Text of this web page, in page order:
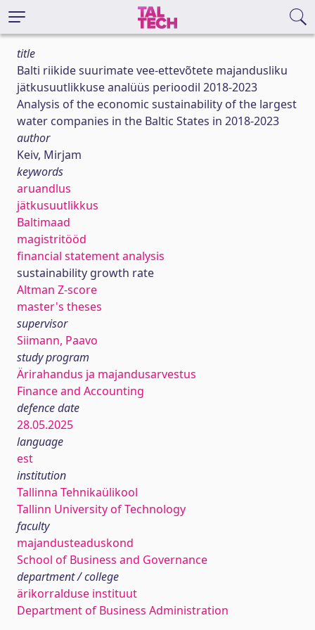
title
Balti riikide suurimate vee-ettevõtete majandusliku
jätkusuutlikkuse analüüs perioodil 2018-2023
Analysis of the economic sustainability of the largest
water companies in the Baltic States in 2018-2023
author
Keiv, Mirjam
keywords
aruandlus
jätkusuutlikkus
Baltimaad
magistritööd
financial statement analysis
sustainability growth rate
Altman Z-score
master's theses
supervisor
Siimann, Paavo
study program
Ärirahandus ja majandusarvestus
Finance and Accounting
defence date
28.05.2025
language
est
institution
Tallinna Tehnikaülikool
Tallinn University of Technology
faculty
majandusteaduskond
School of Business and Governance
department / college
ärikorralduse instituut
Department of Business Administration